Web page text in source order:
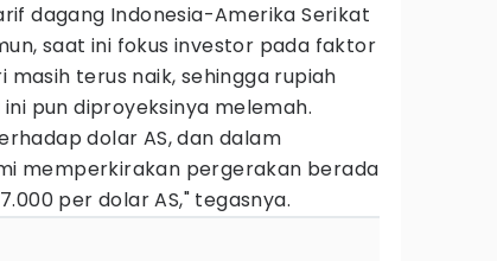
dagang Indonesia-Amerika Serikat
saat ini fokus investor pada faktor
masih terus naik, sehingga rupiah
pun diproyeksinya melemah.
dolar AS, dan dalam
memperkirakan pergerakan berada
per dolar AS," tegasnya.